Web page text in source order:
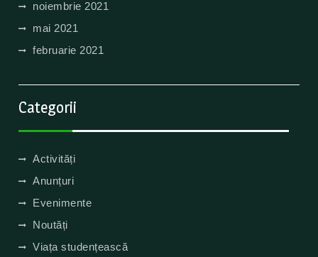
noiembrie 2021
mai 2021
februarie 2021
Categorii
Activități
Anunțuri
Evenimente
Noutăți
Viața studențească